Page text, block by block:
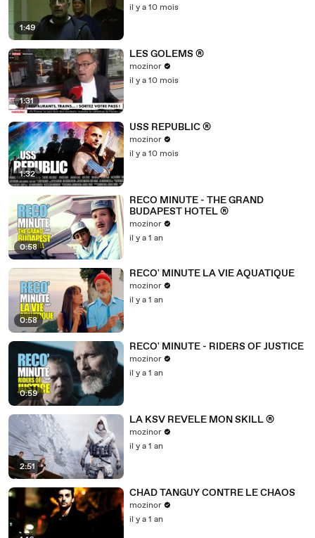
1:49
il y a 10 mois
1:31
LES GOLEMS ®
mozinor
il y a 10 mois
1:32
USS REPUBLIC ®
mozinor
il y a 10 mois
0:58
RECO MINUTE - THE GRAND
BUDAPEST HOTEL ®
mozinor
il y a 1 an
0:58
RECO' MINUTE LA VIE AQUATIQUE
mozinor
il y a 1 an
0:59
RECO' MINUTE - RIDERS OF JUSTICE
mozinor
il y a 1 an
2:51
LA KSV REVELE MON SKILL ®
mozinor
il y a 1 an
CHAD TANGUY CONTRE LE CHAOS
mozinor
il y a 1 an